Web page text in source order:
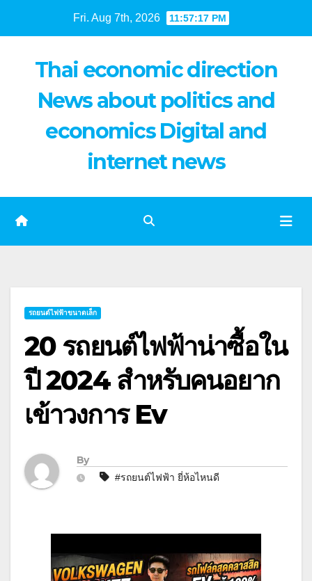
Fri. Aug 7th, 2026 11:57:17 PM
Thai economic direction
News about politics and
economics Digital and
internet news
รถยนต์ไฟฟ้าขนาดเล็ก
20 รถยนต์ไฟฟ้าน่าซื้อใน
ปี 2024 สำหรับคนอยาก
เข้าวงการ Ev
By
#รถยนต์ไฟฟ้า ยี่ห้อไหนดี